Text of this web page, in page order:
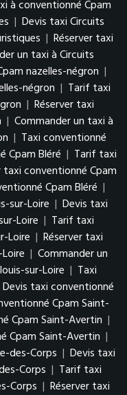
à conventionné Cpam
| Devis taxi Circuits
| Réserver taxi
un taxi à Circuits
nazelles-négron |
négron | Tarif taxi
| Réserver taxi
| Commander un taxi à
| Taxi conventionné
Cpam Bléré | Tarif taxi
taxi conventionné Cpam
Cpam Bléré |
sur-Loire | Devis taxi
Loire | Tarif taxi
Loire | Réserver taxi
| Commander un
sur-Loire | Taxi
Devis taxi conventionné
Cpam Saint-
Cpam Saint-Avertin |
Cpam Saint-Avertin |
des-Corps | Devis taxi
Corps | Tarif taxi
Corps | Réserver taxi